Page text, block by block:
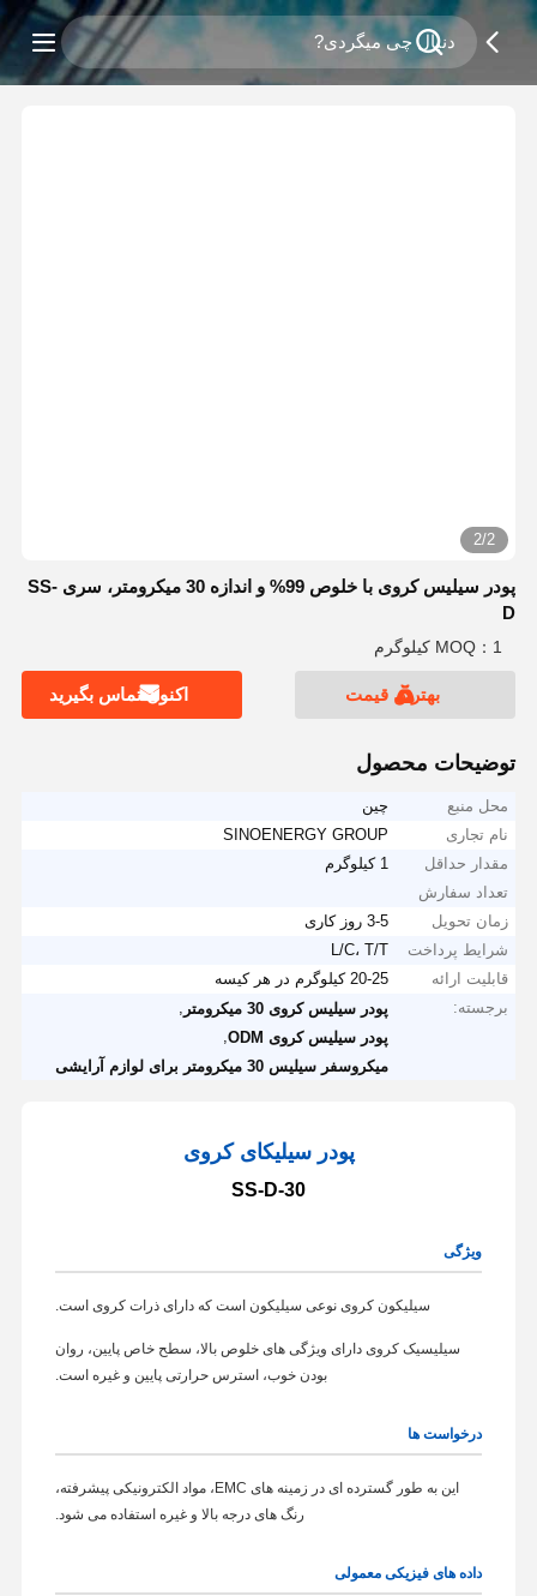
2/2
پودر سیلیس کروی با خلوص 99% و اندازه 30 میکرومتر، سری SS-
D
MOQ：1 کیلوگرم
بهترین قیمت اکنون تماس بگیرید
توضیحات محصول
محل منبع
چین
نام تجاری
SINOENERGY GROUP
مقدار حداقل
تعداد سفارش
1 کیلوگرم
زمان تحویل
3-5 روز کاری
شرایط پرداخت
L/C، T/T
قابلیت ارائه
20-25 کیلوگرم در هر کیسه
برجسته:
پودر سیلیس کروی 30 میکرومتر
پودر سیلیس کروی ODM
میکروسفر سیلیس 30 میکرومتر برای لوازم آرایشی
پودر سیلیکای کروی
SS-D-30
ویژگی
سیلیکون کروی نوعی سیلیکون است که دارای ذرات کروی است.
سیلیسیک کروی دارای ویژگی های خلوص بالا، سطح خاص پایین، روان
بودن خوب، استرس حرارتی پایین و غیره است.
درخواست ها
این به طور گسترده ای در زمینه های EMC، مواد الکترونیکی پیشرفته،
رنگ های درجه بالا و غیره استفاده می شود.
داده های فیزیکی معمولی